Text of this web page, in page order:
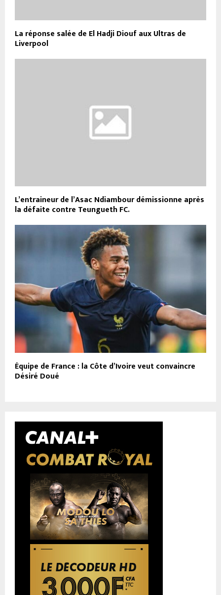
La réponse salée de El Hadji Diouf aux Ultras de
Liverpool
L’entraineur de l’Asac Ndiambour démissionne après
la défaite contre Teungueth FC.
Équipe de France : la Côte d’Ivoire veut convaincre
Désiré Doué